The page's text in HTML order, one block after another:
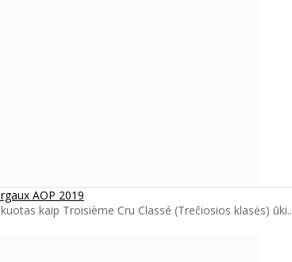
AOP 2019
kaip Troisième Cru Classé (Trečiosios klasės) ūki..